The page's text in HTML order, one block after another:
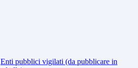
Enti pubblici vigilati (da pubblicare in